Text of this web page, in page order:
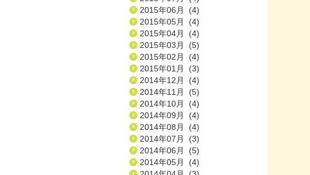
2015年06月 (4)
2015年05月 (4)
2015年04月 (4)
2015年03月 (5)
2015年02月 (4)
2015年01月 (3)
2014年12月 (4)
2014年11月 (5)
2014年10月 (4)
2014年09月 (4)
2014年08月 (4)
2014年07月 (3)
2014年06月 (5)
2014年05月 (4)